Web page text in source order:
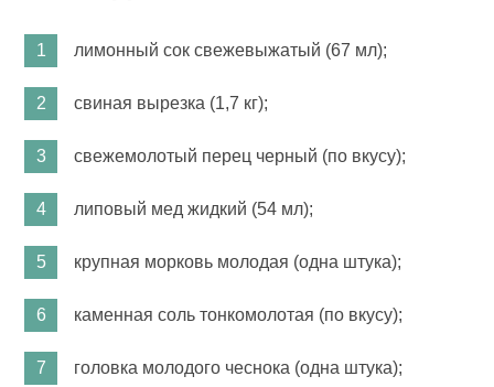
лимонный сок свежевыжатый (67 мл);
свиная вырезка (1,7 кг);
свежемолотый перец черный (по вкусу);
липовый мед жидкий (54 мл);
крупная морковь молодая (одна штука);
каменная соль тонкомолотая (по вкусу);
головка молодого чеснока (одна штука);